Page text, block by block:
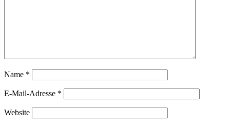
Name *
E-Mail-Adresse *
Website